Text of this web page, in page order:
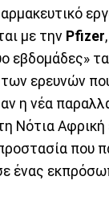
με την Pfizer
εβδομάδες»
ερευνών
η νέα
Νότια Αφρική
που
ένας